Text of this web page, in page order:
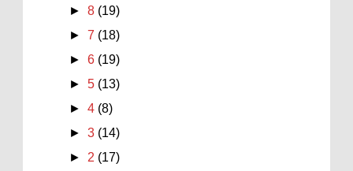
►8 (19)
►7 (18)
►6 (19)
►5 (13)
►4 (8)
►3 (14)
►2 (17)